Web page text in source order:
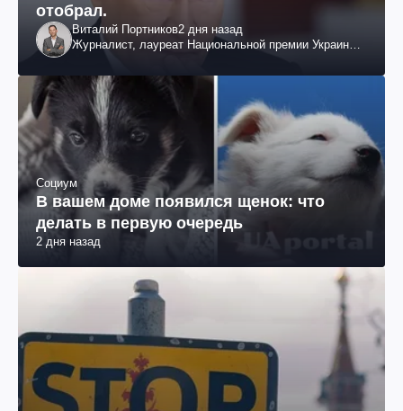
отобрал.
Виталий Портников2 дня назад
Журналист, лауреат Национальной премии Украины
Социум
В вашем доме появился щенок: что
делать в первую очередь
2 дня назад